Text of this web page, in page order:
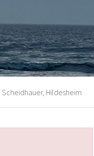
Scheidhauer, Hildesheim